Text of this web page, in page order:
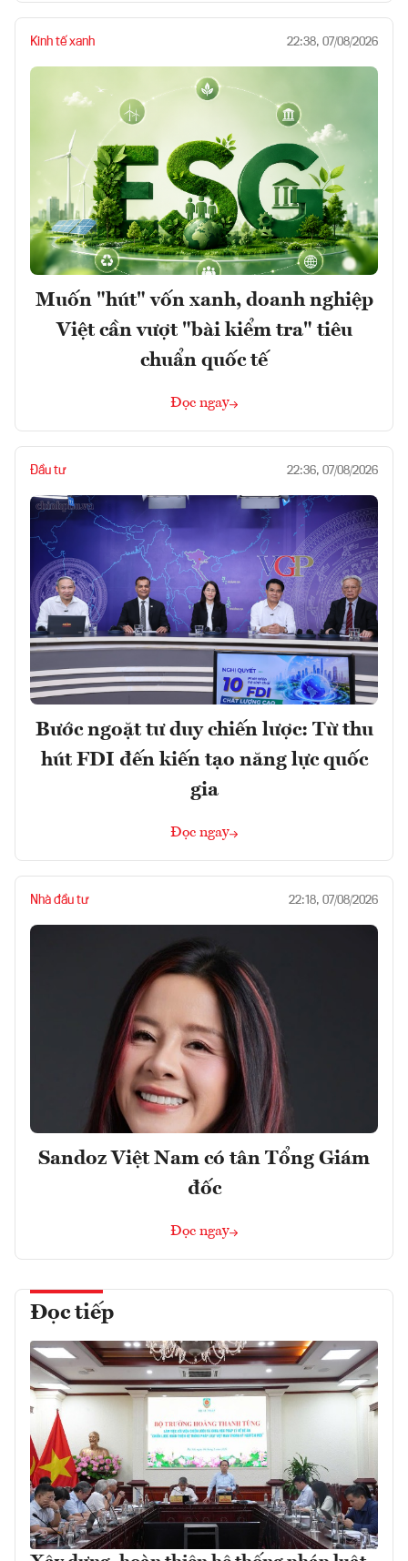
Kinh tế xanh 22:38, 07/08/2026
Muốn "hút" vốn xanh, doanh nghiệp
Việt cần vượt "bài kiểm tra" tiêu
chuẩn quốc tế
Đọc ngay
Đầu tư 22:36, 07/08/2026
Bước ngoặt tư duy chiến lược: Từ thu
hút FDI đến kiến tạo năng lực quốc
gia
Đọc ngay
Nhà đầu tư 22:18, 07/08/2026
Sandoz Việt Nam có tân Tổng Giám
đốc
Đọc ngay
Đọc tiếp